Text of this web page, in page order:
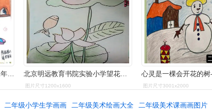
"最美童画"——御碑楼小学一二年级优秀美术作品期末展示 北京明远教育书院实验小学望花路校区,二年级(1)班下学期校本美术课
图片尺寸1200x1600 图片尺寸3001x2000
二年级小学生学画画 二年级美术绘画大全 二年级美术课画画图片